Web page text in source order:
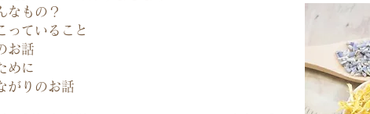
なもの？
っていること
お話
めに
がりのお話